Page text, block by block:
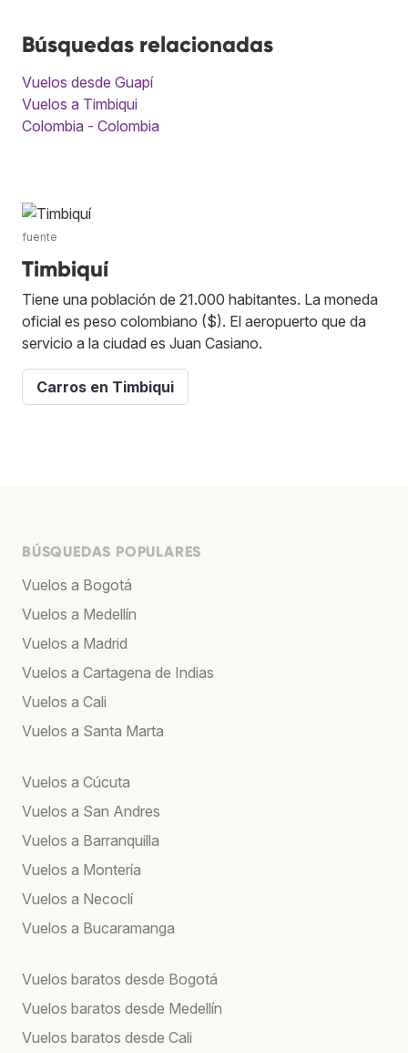
Búsquedas relacionadas
Vuelos desde Guapí
Vuelos a Timbiqui
Colombia - Colombia
fuente
Timbiquí
Tiene una población de 21.000 habitantes. La moneda
oficial es peso colombiano ($). El aeropuerto que da
servicio a la ciudad es Juan Casiano.
Carros en Timbiqui
BÚSQUEDAS POPULARES
Vuelos a Bogotá
Vuelos a Medellín
Vuelos a Madrid
Vuelos a Cartagena de Indias
Vuelos a Cali
Vuelos a Santa Marta
Vuelos a Cúcuta
Vuelos a San Andres
Vuelos a Barranquilla
Vuelos a Montería
Vuelos a Necoclí
Vuelos a Bucaramanga
Vuelos baratos desde Bogotá
Vuelos baratos desde Medellín
Vuelos baratos desde Cali